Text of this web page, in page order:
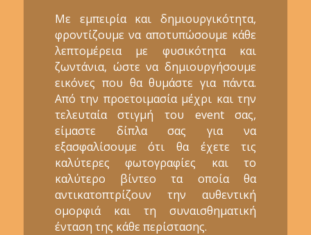
Με εμπειρία και δημιουργικότητα,
φροντίζουμε να αποτυπώσουμε κάθε
λεπτομέρεια με φυσικότητα και
ζωντάνια, ώστε να δημιουργήσουμε
εικόνες που θα θυμάστε για πάντα.
Από την προετοιμασία μέχρι και την
τελευταία στιγμή του event σας,
είμαστε δίπλα σας για να
εξασφαλίσουμε ότι θα έχετε τις
καλύτερες φωτογραφίες και το
καλύτερο βίντεο τα οποία θα
αντικατοπτρίζουν την αυθεντική
ομορφιά και τη συναισθηματική
ένταση της κάθε περίστασης.